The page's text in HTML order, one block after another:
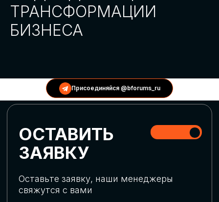
Присоединяйся @bforums_ru
ГЛОБАЛЬНАЯ
ЦИФРОВИЗАЦИЯ
актуальных трендов глобальной цифровой
трансформации. Узнаем о новых подходах
массовом использовании ИИ-
инструментов, обеспечении
ИСКУССТВЕННЫЙ